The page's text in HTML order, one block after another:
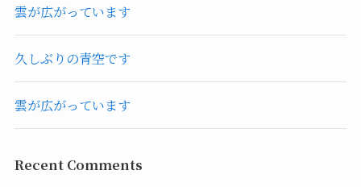
雲が広がっています
久しぶりの青空です
雲が広がっています
Recent Comments